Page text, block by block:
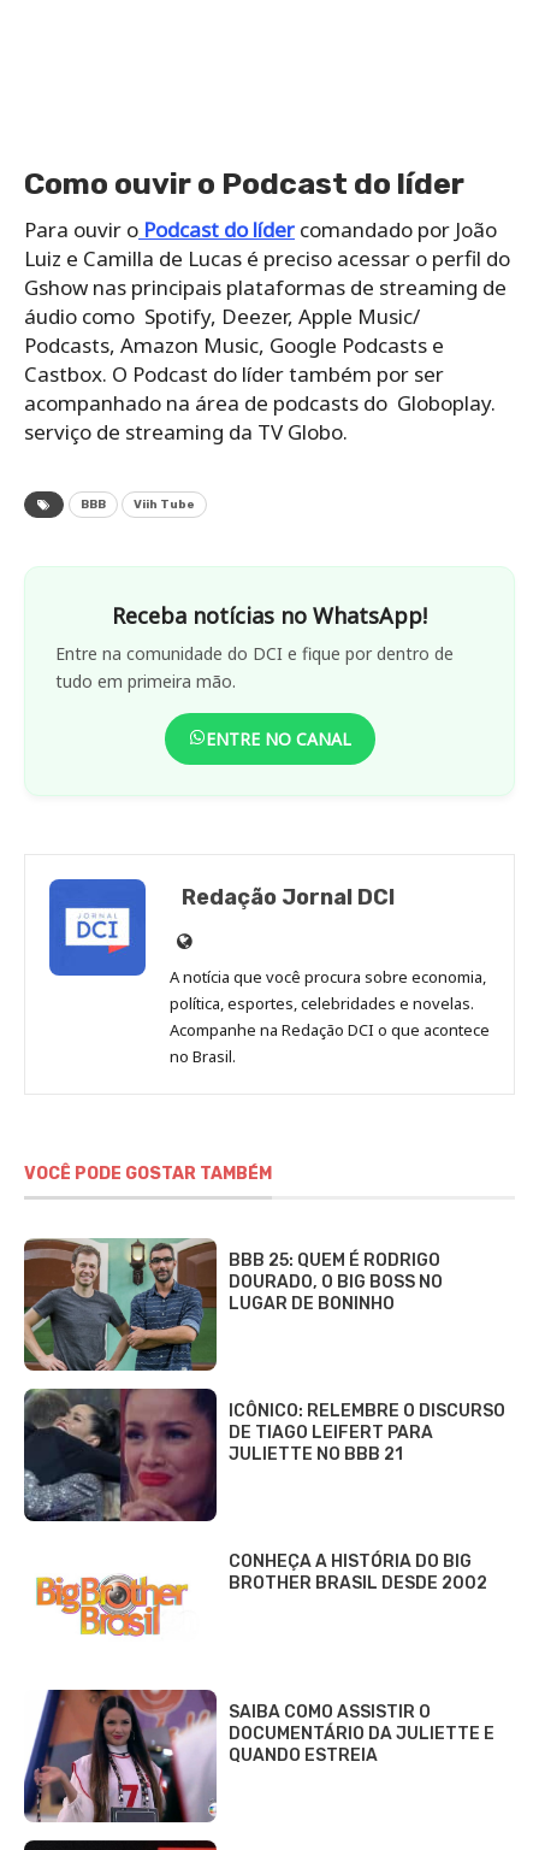
Como ouvir o Podcast do líder
Para ouvir o Podcast do líder comandado por João
Luiz e Camilla de Lucas é preciso acessar o perfil do
Gshow nas principais plataformas de streaming de
áudio como Spotify, Deezer, Apple Music/
Podcasts, Amazon Music, Google Podcasts e
Castbox. O Podcast do líder também por ser
acompanhado na área de podcasts do Globoplay.
serviço de streaming da TV Globo.
BBB Viih Tube
Receba notícias no WhatsApp!
Entre na comunidade do DCI e fique por dentro de
tudo em primeira mão.
ENTRE NO CANAL
Redação Jornal DCI
Site
de
Redação
Jornal
DCI
A notícia que você procura sobre economia,
política, esportes, celebridades e novelas.
Acompanhe na Redação DCI o que acontece
no Brasil.
VOCÊ PODE GOSTAR TAMBÉM
BBB 25: QUEM É RODRIGO
DOURADO, O BIG BOSS NO
LUGAR DE BONINHO
ICÔNICO: RELEMBRE O DISCURSO
DE TIAGO LEIFERT PARA
JULIETTE NO BBB 21
CONHEÇA A HISTÓRIA DO BIG
BROTHER BRASIL DESDE 2002
SAIBA COMO ASSISTIR O
DOCUMENTÁRIO DA JULIETTE E
QUANDO ESTREIA